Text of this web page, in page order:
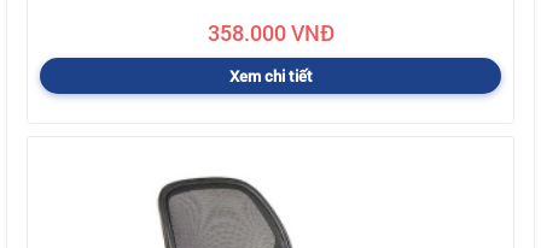
358.000 VNĐ
Xem chi tiết